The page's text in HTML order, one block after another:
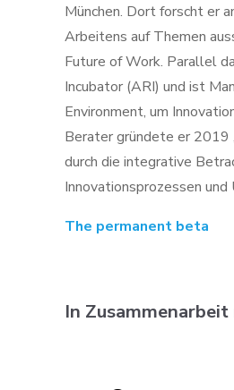
München. Dort forscht er
Arbeitens auf Themen
Future of Work. Parallel
Incubator (ARI) und ist
Environment, um
Berater gründete er 2019
durch die integrative
Innovationsprozessen
The permanent beta
In